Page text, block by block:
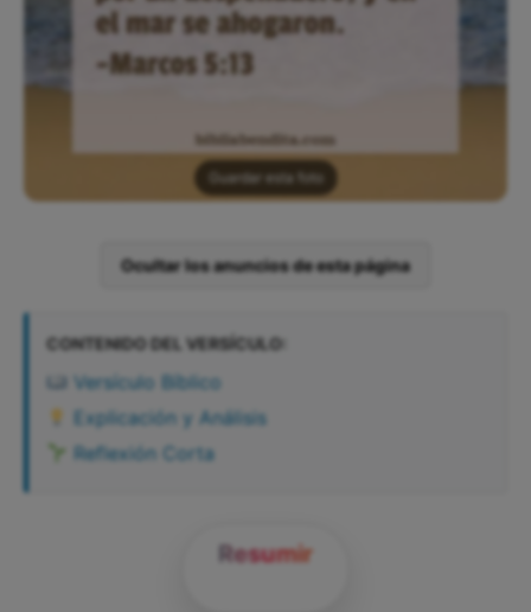
Guardar esta foto
Ocultar los anuncios de esta página
CONTENIDO DEL VERSÍCULO:
Versículo Bíblico
Explicación y Análisis
Reflexión Corta
Resumir